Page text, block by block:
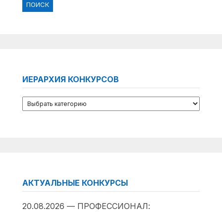
ИЕРАРХИЯ КОНКУРСОВ
АКТУАЛЬНЫЕ КОНКУРСЫ
20.08.2026 — ПРОФЕССИОНАЛ: